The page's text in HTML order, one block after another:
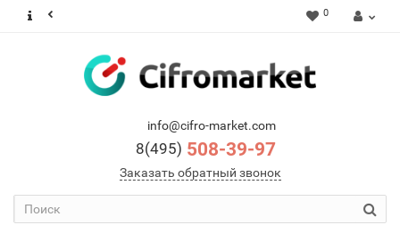
0
info@cifro-market.com
8(495) 508-39-97
Заказать обратный звонок